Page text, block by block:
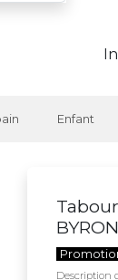
Enfant
BYRON
Description